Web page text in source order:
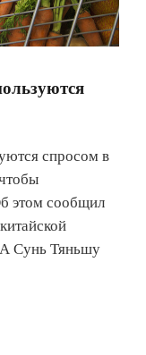
спросом в
этом сообщил
Сунь Тяньшу